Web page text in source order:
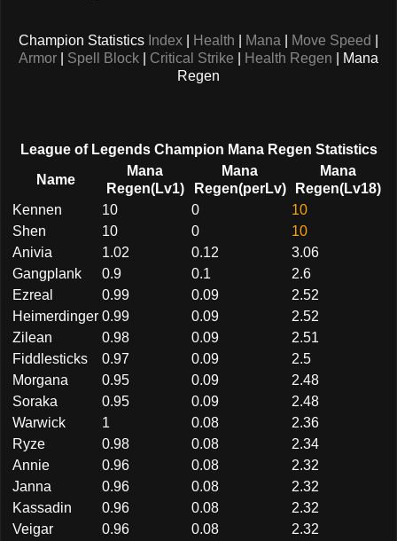
Champion Statistics Index Health Mana Move Speed
Armor
Spell Block Critical Strike Health Regen | Mana
Regen
League of Legends Champion Mana Regen Statistics
Name
Mana
Regen(Lv1)
Mana
Regen(perLv)
Mana
Regen(Lv18)
Kennen
10 0
10
Shen
10 0
10
Anivia
1.02 0.12
3.06
Gangplank
0.9 0.1
2.6
Ezreal
0.99 0.09
2.52
Heimerdinger 0.99 0.09
2.52
Zilean
0.98 0.09
2.51
Fiddlesticks
0.97 0.09
2.5
Morgana
0.95 0.09
2.48
Soraka
0.95 0.09
2.48
Warwick
1 0.08
2.36
Ryze
0.98 0.08
2.34
Annie
0.96 0.08
2.32
Janna
0.96 0.08
2.32
Kassadin
0.96 0.08
2.32
Veigar
0.96 0.08
2.32